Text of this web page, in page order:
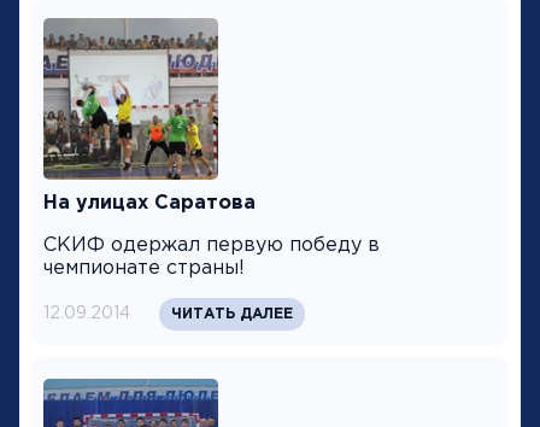
На улицах Саратова
СКИФ одержал первую победу в
чемпионате страны!
12.09.2014 ЧИТАТЬ ДАЛЕЕ